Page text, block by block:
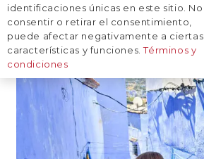
identificaciones únicas en este sitio. No
consentir o retirar el consentimiento,
puede afectar negativamente a ciertas
características y funciones.Términos y
condiciones